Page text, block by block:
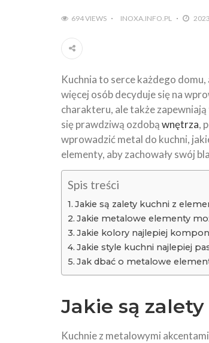
694 VIEWS INOXA.INFO.PL
Kuchnia to serce każdego
więcej osób decyduje się na
charakteru, ale także
się prawdziwą ozdobąwnętrza,
wprowadzić metal do kuchni,
elementy, aby zachowały swój
Spis treści
Jakie są zalety kuchni z
Jakie metalowe elementy
Jakie kolory najlepiej
Jakie style kuchni najlepiej
Jak dbać o metalowe
Jakie są
Kuchnie z metalowymi